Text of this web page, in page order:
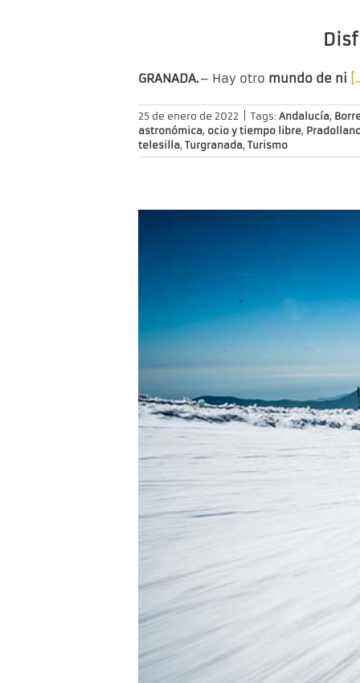
GRANADA.– Hay otro mundo de ni
25 de enero de 2022 Tags: Andalucía,
astronómica, ocio y tiempo libre,
telesilla, Turgranada, Turismo